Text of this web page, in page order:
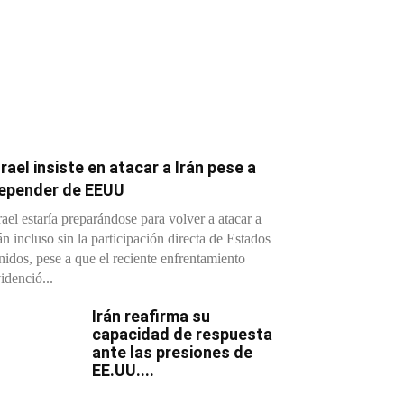
insiste en atacar a Irán pese a
de EEUU
estaría preparándose para volver a atacar a
incluso sin la participación directa de Estados
pese a que el reciente enfrentamiento
Irán reafirma su
capacidad de respuesta
ante las presiones de
EE.UU....